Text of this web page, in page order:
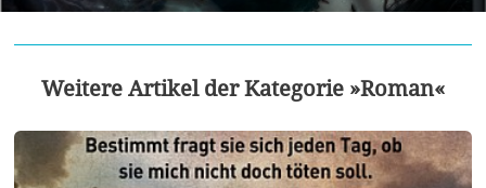
Weitere Artikel der Kategorie »Roman«